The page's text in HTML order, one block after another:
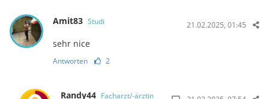
Amit83 Studi 21.02.2025, 01:45
sehr nice
Antworten 2
Randy44 Facharzt/-ärztin